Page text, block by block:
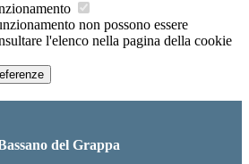
non possono essere
l'elenco nella pagina della cookie
del Grappa